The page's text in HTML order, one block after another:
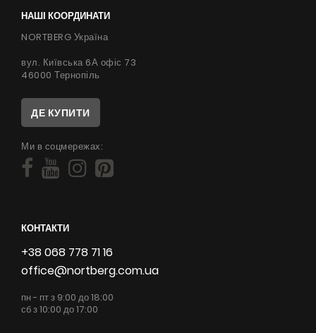
НАШІ КООРДИНАТИ
NORTBERG Україна
вул. Київська 6А офіс 73
46000 Тернопіль
ДЕ КУПИТИ
Ми в соцмережах:
КОНТАКТИ
+38 068 778 71 16
office@nortberg.com.ua
пн - пт з 9:00 до 18:00
сб з 10:00 до 17:00